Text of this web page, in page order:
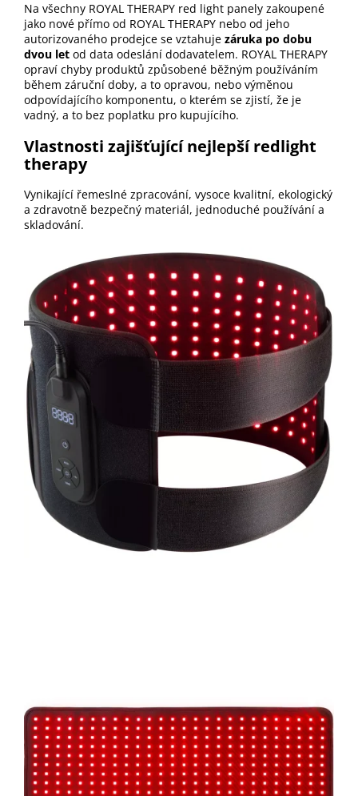
Na všechny ROYAL THERAPY red light panely zakoupené
jako nové přímo od ROYAL THERAPY nebo od jeho
autorizovaného prodejce se vztahuje záruka po dobu
dvou let od data odeslání dodavatelem. ROYAL THERAPY
opraví chyby produktů způsobené běžným používáním
během záruční doby, a to opravou, nebo výměnou
odpovídajícího komponentu, o kterém se zjistí, že je
vadný, a to bez poplatku pro kupujícího.
Vlastnosti zajišťující nejlepší redlight
therapy
Vynikající řemeslné zpracování, vysoce kvalitní, ekologický
a zdravotně bezpečný materiál, jednoduché používání a
skladování.